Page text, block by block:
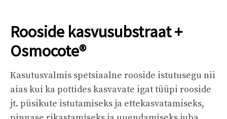
Rooside kasvusubstraat +
Osmocote®
Kasutusvalmis spetsiaalne rooside istutusegu nii
aias kui ka pottides kasvavate igat tüüpi rooside
jt. püsikute istutamiseks ja ettekasvatamiseks,